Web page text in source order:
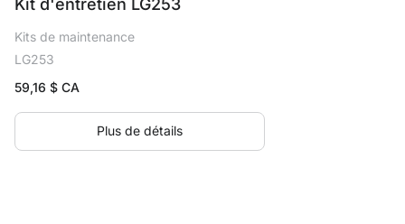
Kit d'entretien LG253
Kits de maintenance
LG253
59,16 $ CA
Plus de détails